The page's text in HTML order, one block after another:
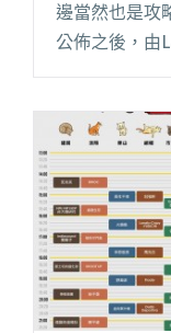
邊當然也是攻
公佈之後，由
妖怪貓貓或者
StreetVoice
有拿"